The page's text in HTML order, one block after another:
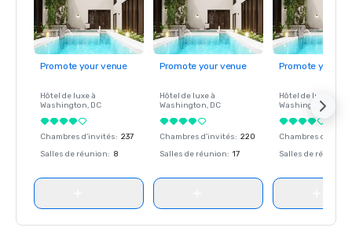
Promote your venue
Hôtel de luxe à
Washington, DC
Chambres d'invités: 237
Salles de réunion: 8
Promote your venue
Hôtel de luxe à
Washington, DC
Chambres d'invités: 220
Salles de réunion: 17
Promote your
Hôtel de luxe à
Washington
Chambres
Salles de réunion